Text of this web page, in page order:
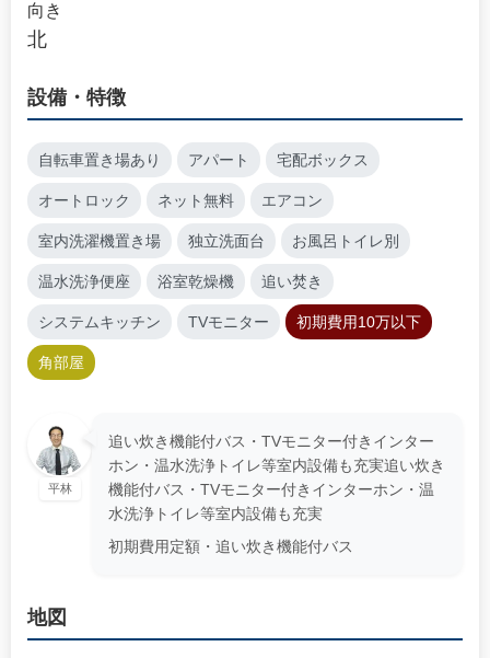
向き
北
設備・特徴
自転車置き場あり アパート 宅配ボックス
オートロック ネット無料 エアコン
室内洗濯機置き場 独立洗面台 お風呂トイレ別
温水洗浄便座 浴室乾燥機 追い焚き
システムキッチン TVモニター 初期費用10万以下
角部屋
平林
追い炊き機能付バス・TVモニター付きインター
ホン・温水洗浄トイレ等室内設備も充実追い炊き
機能付バス・TVモニター付きインターホン・温
水洗浄トイレ等室内設備も充実
初期費用定額・追い炊き機能付バス
地図